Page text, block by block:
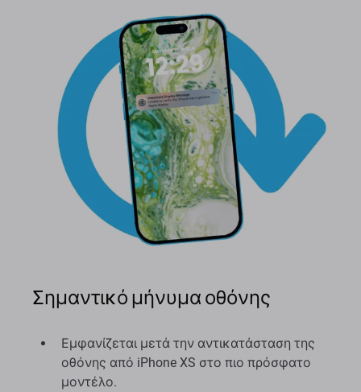
Σημαντικό μήνυμα οθόνης
Εμφανίζεται μετά την αντικατάσταση της
οθόνης από iPhone XS στο πιο πρόσφατο
μοντέλο.